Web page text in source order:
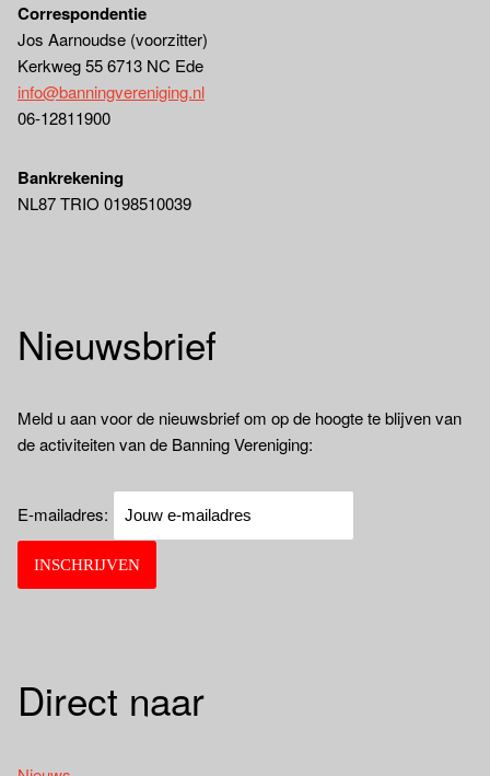
Correspondentie
Jos Aarnoudse (voorzitter)
Kerkweg 55 6713 NC Ede
info@banningvereniging.nl
06-12811900
Bankrekening
NL87 TRIO 0198510039
Nieuwsbrief
Meld u aan voor de nieuwsbrief om op de hoogte te blijven van
de activiteiten van de Banning Vereniging:
E-mailadres:
Direct naar